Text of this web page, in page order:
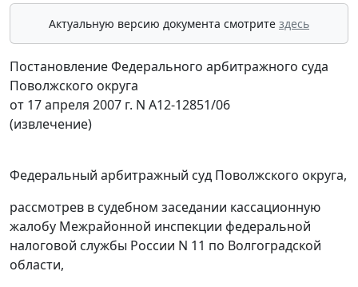
Актуальную версию документа смотрите здесь
Постановление Федерального арбитражного суда
Поволжского округа
от 17 апреля 2007 г. N А12-12851/06
(извлечение)
Федеральный арбитражный суд Поволжского округа,
рассмотрев в судебном заседании кассационную
жалобу Межрайонной инспекции федеральной
налоговой службы России N 11 по Волгоградской
области,